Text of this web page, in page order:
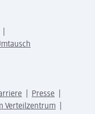
Presse
Verteilzentrum